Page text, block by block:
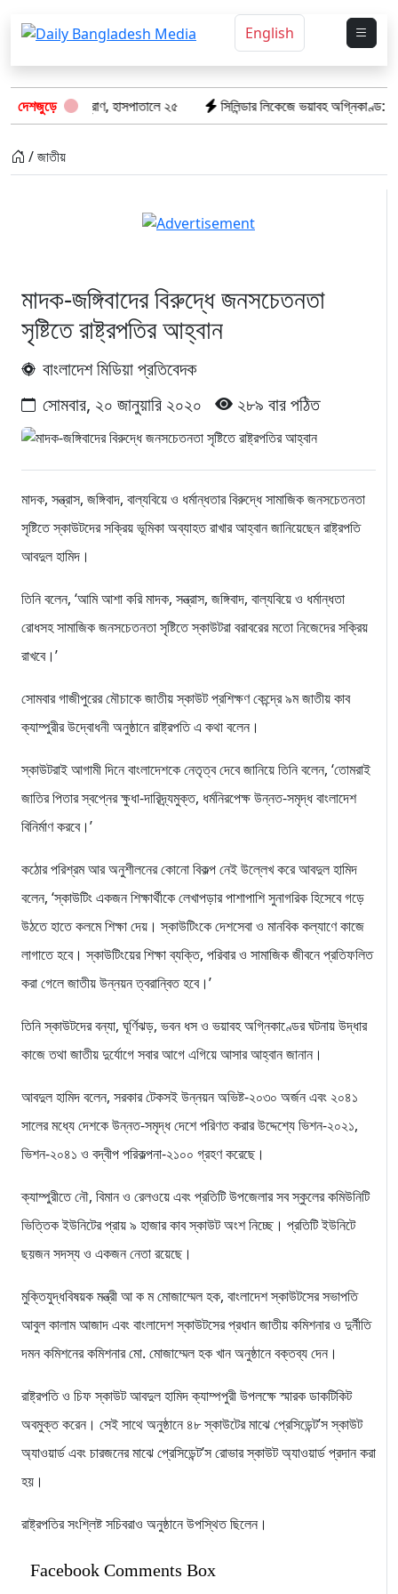
English
দেশজুড়ে
তাজা প্রাণ, হাসপাতালে ২৫ সিলিন্ডার লিকেজে ভয়াবহ অগ্নিকাণ্ড: দগ্ধ
/ জাতীয়
মাদক-জঙ্গিবাদের বিরুদ্ধে জনসচেতনতা
সৃষ্টিতে রাষ্ট্রপতির আহ্বান
বাংলাদেশ মিডিয়া প্রতিবেদক
সোমবার, ২০ জানুয়ারি ২০২০
২৮৯ বার পঠিত
মাদক, সন্ত্রাস, জঙ্গিবাদ, বাল্যবিয়ে ও ধর্মান্ধতার বিরুদ্ধে সামাজিক জনসচেতনতা
সৃষ্টিতে স্কাউটদের সক্রিয় ভূমিকা অব্যাহত রাখার আহ্বান জানিয়েছেন রাষ্ট্রপতি
আবদুল হামিদ।
তিনি বলেন, ‘আমি আশা করি মাদক, সন্ত্রাস, জঙ্গিবাদ, বাল্যবিয়ে ও ধর্মান্ধতা
রোধসহ সামাজিক জনসচেতনতা সৃষ্টিতে স্কাউটরা বরাবরের মতো নিজেদের সক্রিয়
রাখবে।’
সোমবার গাজীপুরের মৌচাকে জাতীয় স্কাউট প্রশিক্ষণ কেন্দ্রে ৯ম জাতীয় কাব
ক্যাম্পুরীর উদ্বোধনী অনুষ্ঠানে রাষ্ট্রপতি এ কথা বলেন।
স্কাউটরাই আগামী দিনে বাংলাদেশকে নেতৃত্ব দেবে জানিয়ে তিনি বলেন, ‘তোমরাই
জাতির পিতার স্বপ্নের ক্ষুধা-দারিদ্র্যমুক্ত, ধর্মনিরপেক্ষ উন্নত-সমৃদ্ধ বাংলাদেশ
বিনির্মাণ করবে।’
কঠোর পরিশ্রম আর অনুশীলনের কোনো বিকল্প নেই উল্লেখ করে আবদুল হামিদ
বলেন, ‘স্কাউটিং একজন শিক্ষার্থীকে লেখাপড়ার পাশাপাশি সুনাগরিক হিসেবে গড়ে
উঠতে হাতে কলমে শিক্ষা দেয়। স্কাউটিংকে দেশসেবা ও মানবিক কল্যাণে কাজে
লাগাতে হবে। স্কাউটিংয়ের শিক্ষা ব্যক্তি, পরিবার ও সামাজিক জীবনে প্রতিফলিত
করা গেলে জাতীয় উন্নয়ন ত্বরান্বিত হবে।’
তিনি স্কাউটদের বন্যা, ঘূর্ণিঝড়, ভবন ধস ও ভয়াবহ অগ্নিকাণ্ডের ঘটনায় উদ্ধার
কাজে তথা জাতীয় দুর্যোগে সবার আগে এগিয়ে আসার আহ্বান জানান।
আবদুল হামিদ বলেন, সরকার টেকসই উন্নয়ন অভিষ্ট-২০৩০ অর্জন এবং ২০৪১
সালের মধ্যে দেশকে উন্নত-সমৃদ্ধ দেশে পরিণত করার উদ্দেশ্যে ভিশন-২০২১,
ভিশন-২০৪১ ও বদ্বীপ পরিকল্পনা-২১০০ গ্রহণ করেছে।
ক্যাম্পুরীতে নৌ, বিমান ও রেলওয়ে এবং প্রতিটি উপজেলার সব স্কুলের কমিউনিটি
ভিত্তিক ইউনিটের প্রায় ৯ হাজার কাব স্কাউট অংশ নিচ্ছে। প্রতিটি ইউনিটে
ছয়জন সদস্য ও একজন নেতা রয়েছে।
মুক্তিযুদ্ধবিষয়ক মন্ত্রী আ ক ম মোজাম্মেল হক, বাংলাদেশ স্কাউটসের সভাপতি
আবুল কালাম আজাদ এবং বাংলাদেশ স্কাউটসের প্রধান জাতীয় কমিশনার ও দুর্নীতি
দমন কমিশনের কমিশনার মো. মোজাম্মেল হক খান অনুষ্ঠানে বক্তব্য দেন।
রাষ্ট্রপতি ও চিফ স্কাউট আবদুল হামিদ ক্যাম্পপুরী উপলক্ষে স্মারক ডাকটিকিট
অবমুক্ত করেন। সেই সাথে অনুষ্ঠানে ৪৮ স্কাউটের মাঝে প্রেসিডেন্ট’স স্কাউট
অ্যাওয়ার্ড এবং চারজনের মাঝে প্রেসিডেন্ট’স রোভার স্কাউট অ্যাওয়ার্ড প্রদান করা
হয়।
রাষ্ট্রপতির সংশ্লিষ্ট সচিবরাও অনুষ্ঠানে উপস্থিত ছিলেন।
Facebook Comments Box